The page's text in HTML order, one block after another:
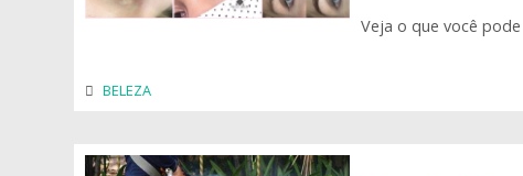
Veja o que você
BELEZA